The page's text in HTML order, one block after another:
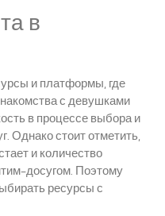
в
и платформы, где
с девушками
в процессе выбора и
Однако стоит отметить,
и количество
досугом. Поэтому
ресурсы с